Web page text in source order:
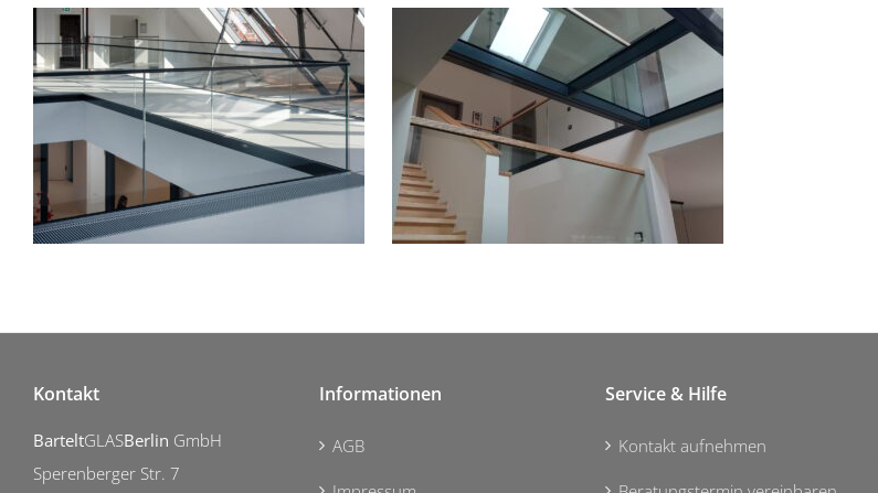
Kontakt
BarteltGLASBerlin GmbH
Sperenberger Str. 7
Informationen
AGB
Service & Hilfe
Kontakt aufnehmen